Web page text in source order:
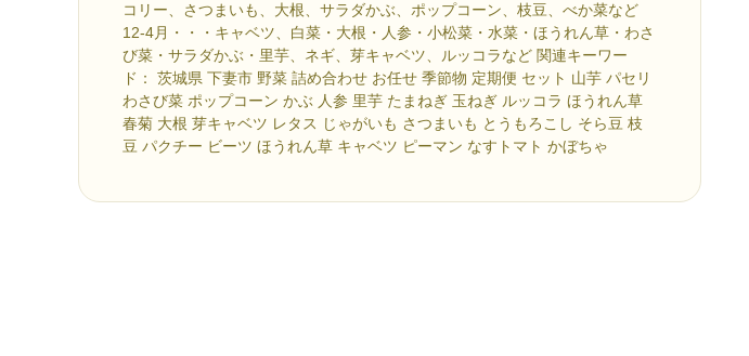
コリー、さつまいも、大根、サラダかぶ、ポップコーン、枝豆、べか菜など
12-4月・・・キャベツ、白菜・大根・人参・小松菜・水菜・ほうれん草・わさ
び菜・サラダかぶ・里芋、ネギ、芽キャベツ、ルッコラなど 関連キーワー
ド： 茨城県 下妻市 野菜 詰め合わせ お任せ 季節物 定期便 セット 山芋 パセリ
わさび菜 ポップコーン かぶ 人参 里芋 たまねぎ 玉ねぎ ルッコラ ほうれん草
春菊 大根 芽キャベツ レタス じゃがいも さつまいも とうもろこし そら豆 枝
豆 パクチー ビーツ ほうれん草 キャベツ ピーマン なすトマト かぼちゃ